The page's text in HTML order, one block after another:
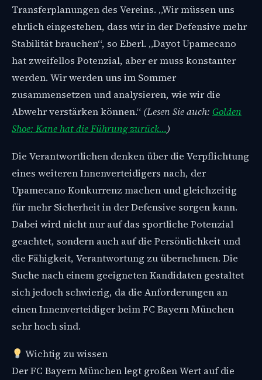
Transferplanungen des Vereins. „Wir müssen uns
ehrlich eingestehen, dass wir in der Defensive mehr
Stabilität brauchen“, so Eberl. „Dayot Upamecano
hat zweifellos Potenzial, aber er muss konstanter
werden. Wir werden uns im Sommer
zusammensetzen und analysieren, wie wir die
Abwehr verstärken können.“ (Lesen Sie auch: Golden
Shoe: Kane hat die Führung zurück…)
Die Verantwortlichen denken über die Verpflichtung
eines weiteren Innenverteidigers nach, der
Upamecano Konkurrenz machen und gleichzeitig
für mehr Sicherheit in der Defensive sorgen kann.
Dabei wird nicht nur auf das sportliche Potenzial
geachtet, sondern auch auf die Persönlichkeit und
die Fähigkeit, Verantwortung zu übernehmen. Die
Suche nach einem geeigneten Kandidaten gestaltet
sich jedoch schwierig, da die Anforderungen an
einen Innenverteidiger beim FC Bayern München
sehr hoch sind.
Wichtig zu wissen
Der FC Bayern München legt großen Wert auf die